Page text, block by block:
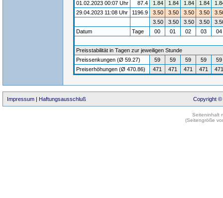
01.02.2023 00:07 Uhr
87.4 1.84 1.84 1.84 1.84
29.04.2023 11:08 Uhr
1196.9 3.50 3.50 3.50 3.50
3.50
3.50 3.50 3.50
Datum
Tage 00 01 02 03 04
Preisstabilität in Tagen zur jeweiligen Stunde
Preissenkungen (Ø 59.27)
59 59 59 59
59
Preiserhöhungen (Ø 470.86)
471 471 471 471 471
Impressum | Haftungsausschluß Copyright ©
Seiteninhalt
(Seitengröße